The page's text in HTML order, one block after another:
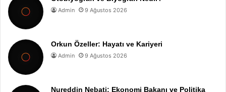
Admin 9 Ağustos 2026
Orkun Özeller: Hayatı ve Kariyeri
Admin 9 Ağustos 2026
Nureddin Nebati: Ekonomi Bakanı ve Politika